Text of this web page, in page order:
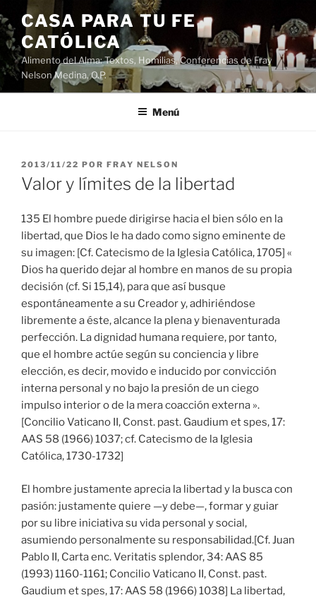
Saltar
al
contenido
CASA PARA TU FE
CATÓLICA
Alimento del Alma: Textos, Homilias, Conferencias de Fray
Nelson Medina, O.P.
Menú
PUBLICADO
EL
2013/11/22 POR FRAY NELSON
Valor y límites de la libertad
135 El hombre puede dirigirse hacia el bien sólo en la
libertad, que Dios le ha dado como signo eminente de
su imagen: [Cf. Catecismo de la Iglesia Católica, 1705] «
Dios ha querido dejar al hombre en manos de su propia
decisión (cf. Si 15,14), para que así busque
espontáneamente a su Creador y, adhiriéndose
libremente a éste, alcance la plena y bienaventurada
perfección. La dignidad humana requiere, por tanto,
que el hombre actúe según su conciencia y libre
elección, es decir, movido e inducido por convicción
interna personal y no bajo la presión de un ciego
impulso interior o de la mera coacción externa ».
[Concilio Vaticano II, Const. past. Gaudium et spes, 17:
AAS 58 (1966) 1037; cf. Catecismo de la Iglesia
Católica, 1730-1732]
El hombre justamente aprecia la libertad y la busca con
pasión: justamente quiere —y debe—, formar y guiar
por su libre iniciativa su vida personal y social,
asumiendo personalmente su responsabilidad.[Cf. Juan
Pablo II, Carta enc. Veritatis splendor, 34: AAS 85
(1993) 1160-1161; Concilio Vaticano II, Const. past.
Gaudium et spes, 17: AAS 58 (1966) 1038] La libertad,